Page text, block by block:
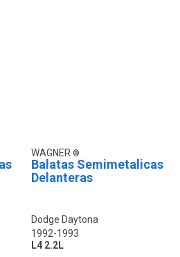
WAGNER
Balatas Semimetalicas
Delanteras
Dodge Daytona
1992-1993
L4 2.2L